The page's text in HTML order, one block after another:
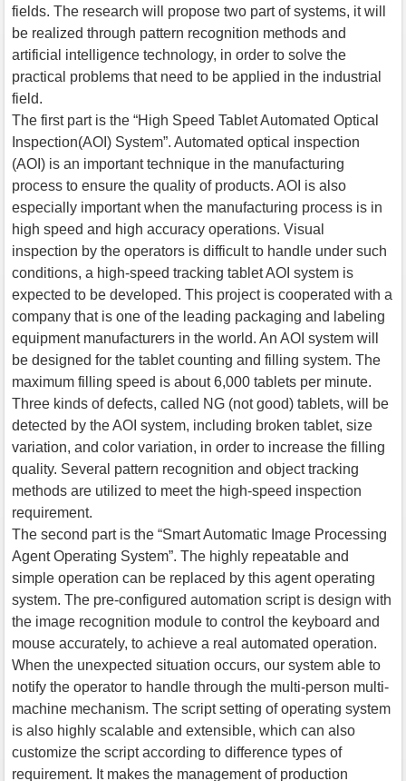
fields. The research will propose two part of systems, it will
be realized through pattern recognition methods and
artificial intelligence technology, in order to solve the
practical problems that need to be applied in the industrial
field.
The first part is the “High Speed Tablet Automated Optical
Inspection(AOI) System”. Automated optical inspection
(AOI) is an important technique in the manufacturing
process to ensure the quality of products. AOI is also
especially important when the manufacturing process is in
high speed and high accuracy operations. Visual
inspection by the operators is difficult to handle under such
conditions, a high-speed tracking tablet AOI system is
expected to be developed. This project is cooperated with a
company that is one of the leading packaging and labeling
equipment manufacturers in the world. An AOI system will
be designed for the tablet counting and filling system. The
maximum filling speed is about 6,000 tablets per minute.
Three kinds of defects, called NG (not good) tablets, will be
detected by the AOI system, including broken tablet, size
variation, and color variation, in order to increase the filling
quality. Several pattern recognition and object tracking
methods are utilized to meet the high-speed inspection
requirement.
The second part is the “Smart Automatic Image Processing
Agent Operating System”. The highly repeatable and
simple operation can be replaced by this agent operating
system. The pre-configured automation script is design with
the image recognition module to control the keyboard and
mouse accurately, to achieve a real automated operation.
When the unexpected situation occurs, our system able to
notify the operator to handle through the multi-person multi-
machine mechanism. The script setting of operating system
is also highly scalable and extensible, which can also
customize the script according to difference types of
requirement. It makes the management of production